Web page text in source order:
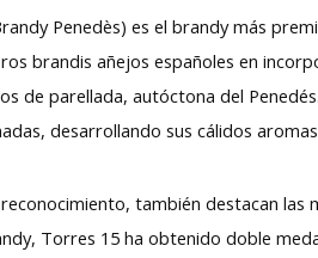
Penedès) es el brandy más
brandis añejos españoles en
de parellada, autóctona del
desarrollando sus cálidos
también destacan
Torres 15 ha obtenido doble